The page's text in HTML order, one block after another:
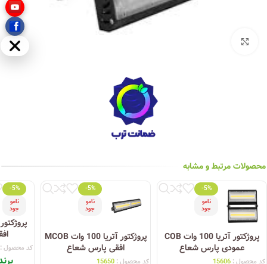
محصولات مرتبط و مشابه
-5%
نامو
جود
پروژکتور آتریا 100 وات COB
عمودی پارس شعاع
کد محصول : 15606
-5%
نامو
جود
پروژکتور آتریا 100 وات MCOB
افقی پارس شعاع
کد محصول : 15650
-5%
نامو
جود
کد محصول